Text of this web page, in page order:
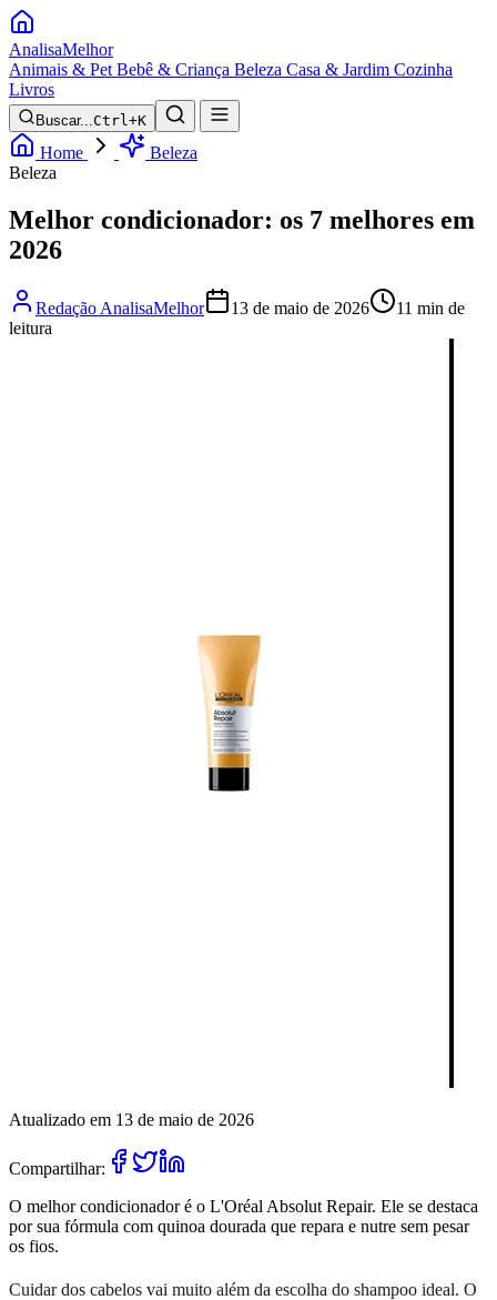
AnalisaMelhor
Animais & Pet Bebê & Criança Beleza Casa & Jardim Cozinha
Livros
Buscar...Ctrl+K
Home
Beleza
Beleza
Melhor condicionador: os 7 melhores em
2026
Redação AnalisaMelhor 13 de maio de 2026
11 min de
leitura
Atualizado em 13 de maio de 2026
Compartilhar:
O melhor condicionador é o L'Oréal Absolut Repair. Ele se destaca
por sua fórmula com quinoa dourada que repara e nutre sem pesar
os fios.
Cuidar dos cabelos vai muito além da escolha do shampoo ideal. O